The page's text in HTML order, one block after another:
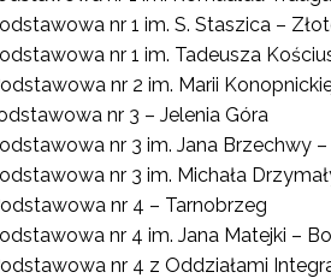
nr 1 im. S. Staszica –
nr 1 im. Tadeusza
nr 2 im. Marii
nr 3 – Jelenia Góra
nr 3 im. Jana Brzechwy –
nr 3 im. Michała
nr 4 – Tarnobrzeg
nr 4 im. Jana Matejki –
nr 4 z Oddziałami